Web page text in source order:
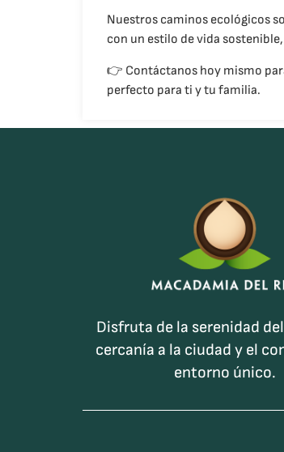
Nuestros caminos ecológicos
con un estilo de vida
👉 Contáctanos hoy mismo
perfecto para ti y tu familia.
Disfruta de la serenidad
cercanía a la ciudad y el
entorno único.